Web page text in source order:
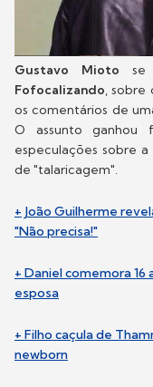
Gustavo Mioto se
Fofocalizando, sobre
os comentários de
O assunto ganhou
especulações sobre
de "talaricagem".
+ João Guilherme
"Não precisa!"
+ Daniel comemora
esposa
+ Filho caçula de
newborn